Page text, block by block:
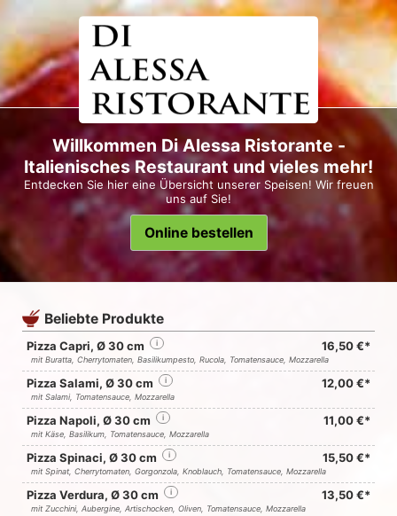
Willkommen Di Alessa Ristorante -
Italienisches Restaurant und vieles mehr!
Entdecken Sie hier eine Übersicht unserer Speisen! Wir freuen
uns auf Sie!
Online bestellen
Beliebte Produkte
Pizza Capri, Ø 30 cm i 16,50 €*
mit Buratta, Cherrytomaten, Basilikumpesto, Rucola, Tomatensauce, Mozzarella
Pizza Salami, Ø 30 cm i 12,00 €*
mit Salami, Tomatensauce, Mozzarella
Pizza Napoli, Ø 30 cm i 11,00 €*
mit Käse, Basilikum, Tomatensauce, Mozzarella
Pizza Spinaci, Ø 30 cm i 15,50 €*
mit Spinat, Cherrytomaten, Gorgonzola, Knoblauch, Tomatensauce, Mozzarella
Pizza Verdura, Ø 30 cm i 13,50 €*
mit Zucchini, Aubergine, Artischocken, Oliven, Tomatensauce, Mozzarella